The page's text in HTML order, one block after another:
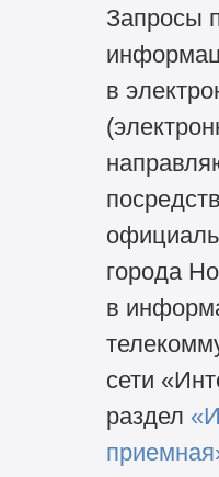
Запросы
в
города
в
сети
раздел